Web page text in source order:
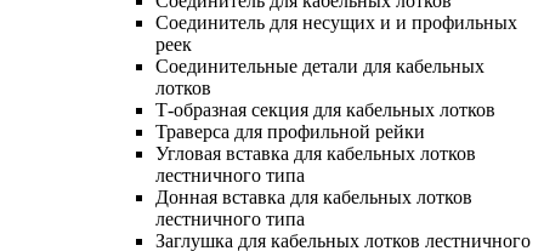
Соединитель для несущих и и профильных
реек
Соединительные детали для кабельных
лотков
Т-образная секция для кабельных лотков
Траверса для профильной рейки
Угловая вставка для кабельных лотков
лестничного типа
Донная вставка для кабельных лотков
лестничного типа
Заглушка для кабельных лотков лестничного